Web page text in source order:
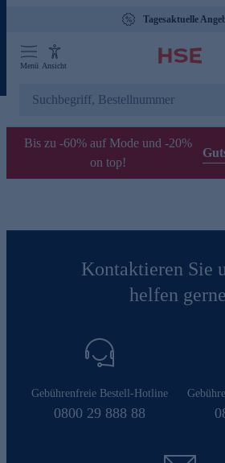
Tagesaktuelle
Menü Ansicht
Bis zu -60% auf Mode und -20%
on top!
Kontaktieren Sie
helfen
Gebührenfreie Bestell-Hotline
0800 29 888 88